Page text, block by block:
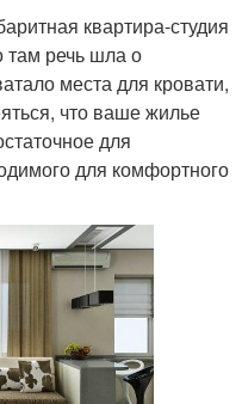
квартира-студия
там речь шла о
места для кровати,
что ваше жилье
для
для комфортного